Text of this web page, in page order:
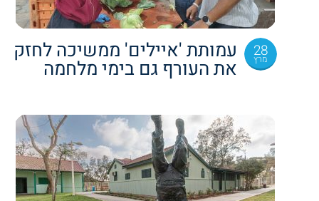
28
מרץ עמותת 'איילים' ממשיכה לחזק
את העורף גם בימי מלחמה